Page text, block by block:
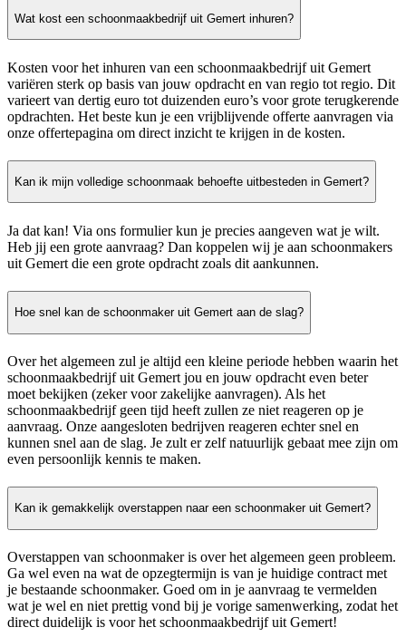
Wat kost een schoonmaakbedrijf uit Gemert inhuren?
Kosten voor het inhuren van een schoonmaakbedrijf uit Gemert
variëren sterk op basis van jouw opdracht en van regio tot regio. Dit
varieert van dertig euro tot duizenden euro’s voor grote terugkerende
opdrachten. Het beste kun je een vrijblijvende offerte aanvragen via
onze offertepagina om direct inzicht te krijgen in de kosten.
Kan ik mijn volledige schoonmaak behoefte uitbesteden in Gemert?
Ja dat kan! Via ons formulier kun je precies aangeven wat je wilt.
Heb jij een grote aanvraag? Dan koppelen wij je aan schoonmakers
uit Gemert die een grote opdracht zoals dit aankunnen.
Hoe snel kan de schoonmaker uit Gemert aan de slag?
Over het algemeen zul je altijd een kleine periode hebben waarin het
schoonmaakbedrijf uit Gemert jou en jouw opdracht even beter
moet bekijken (zeker voor zakelijke aanvragen). Als het
schoonmaakbedrijf geen tijd heeft zullen ze niet reageren op je
aanvraag. Onze aangesloten bedrijven reageren echter snel en
kunnen snel aan de slag. Je zult er zelf natuurlijk gebaat mee zijn om
even persoonlijk kennis te maken.
Kan ik gemakkelijk overstappen naar een schoonmaker uit Gemert?
Overstappen van schoonmaker is over het algemeen geen probleem.
Ga wel even na wat de opzegtermijn is van je huidige contract met
je bestaande schoonmaker. Goed om in je aanvraag te vermelden
wat je wel en niet prettig vond bij je vorige samenwerking, zodat het
direct duidelijk is voor het schoonmaakbedrijf uit Gemert!